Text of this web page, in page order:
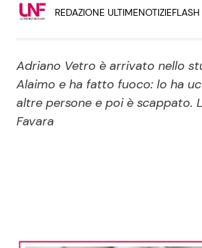
Politica
Soap
REDAZIONE ULTIMENOTIZIEFLASH
Adriano Vetro è arrivato nello
Alaimo e ha fatto fuoco: lo ha
altre persone e poi è scappato.
Favara